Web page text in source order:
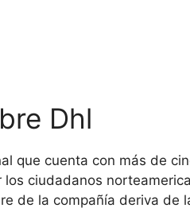
Dhl
que cuenta con más de
ciudadanos
de la compañía deriva de